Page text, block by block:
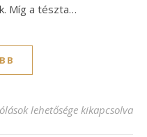
Míg a tészta…
szelet recept: Az ünnepek
lehetősége kikapcsolva